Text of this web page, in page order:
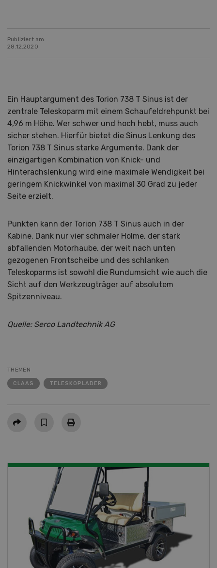
Publiziert am
28.12.2020
Ein Hauptargument des Torion 738 T Sinus ist der
zentrale Teleskoparm mit einem Schaufeldrehpunkt bei
4,96 m Höhe. Wer schwer und hoch hebt, muss auch
sicher stehen. Hierfür bietet die Sinus Lenkung des
Torion 738 T Sinus starke Argumente. Dank der
einzigartigen Kombination von Knick- und
Hinterachslenkung wird eine maximale Wendigkeit bei
geringem Knickwinkel von maximal 30 Grad zu jeder
Seite erzielt.
Punkten kann der Torion 738 T Sinus auch in der
Kabine. Dank nur vier schmaler Holme, der stark
abfallenden Motorhaube, der weit nach unten
gezogenen Frontscheibe und des schlanken
Teleskoparms ist sowohl die Rundumsicht wie auch die
Sicht auf den Werkzeugträger auf absolutem
Spitzenniveau.
Quelle: Serco Landtechnik AG
THEMEN
CLAAS TELESKOPLADER
Teilen